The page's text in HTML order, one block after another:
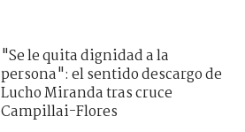
"Se le quita dignidad a la
persona": el sentido descargo de
Lucho Miranda tras cruce
Campillai-Flores